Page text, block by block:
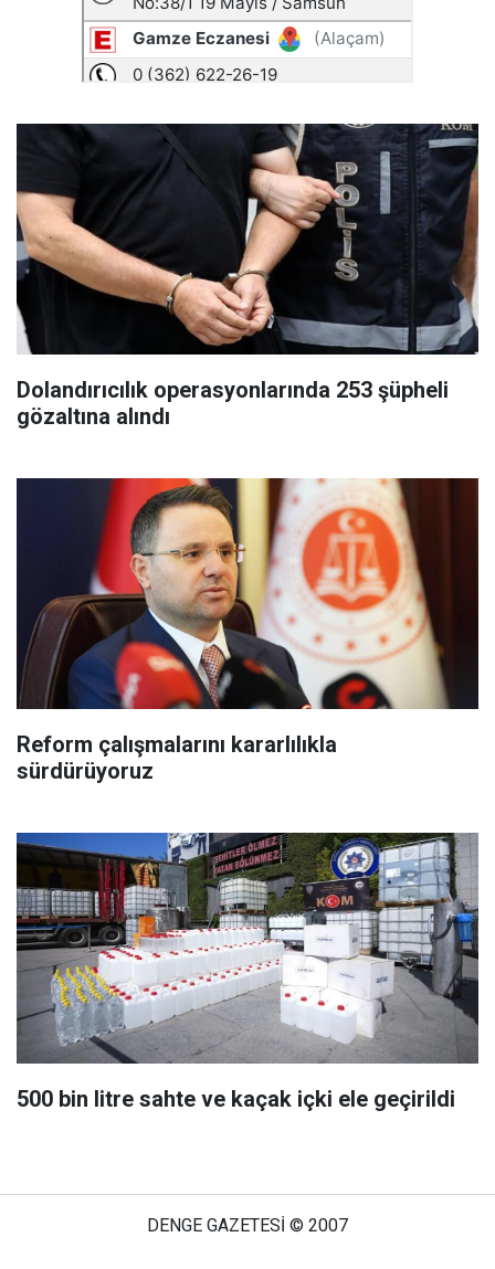
Dolandırıcılık operasyonlarında 253 şüpheli
gözaltına alındı
Reform çalışmalarını kararlılıkla
sürdürüyoruz
500 bin litre sahte ve kaçak içki ele geçirildi
DENGE GAZETESİ © 2007